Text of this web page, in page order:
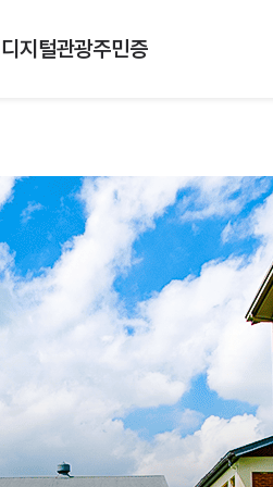
디지털관광주민증